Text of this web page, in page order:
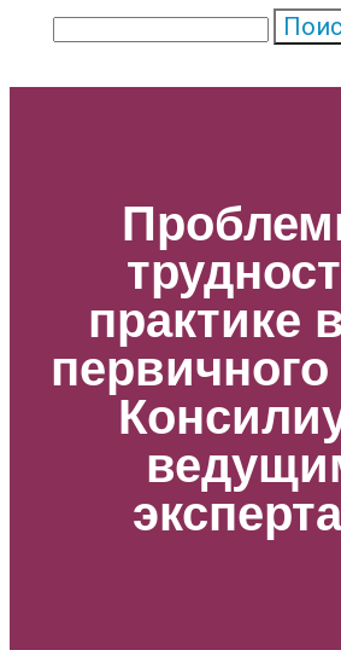
практике
первичного